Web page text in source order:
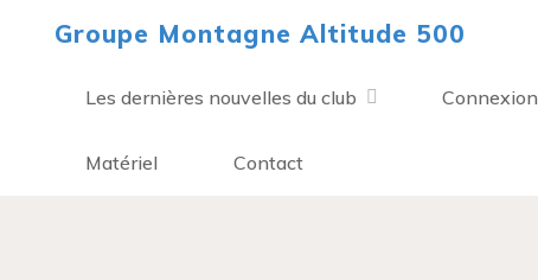
Groupe Montagne Altitude 500
Les dernières nouvelles du club Connexion
Matériel Contact